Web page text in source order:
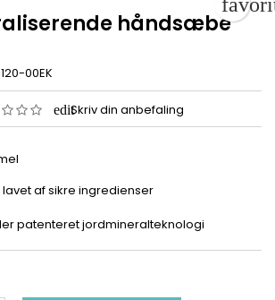
håndsæbe
00EK
Skriv din anbefaling
af sikre ingredienser
patenteret jordmineralteknologi